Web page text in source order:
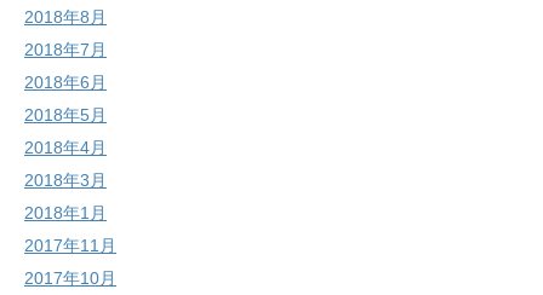
2018年8月
2018年7月
2018年6月
2018年5月
2018年4月
2018年3月
2018年1月
2017年11月
2017年10月